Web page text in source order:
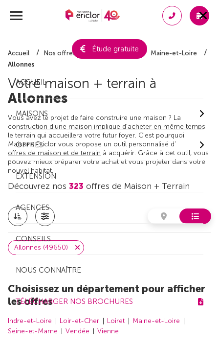
Étude gratuite
ACCUEIL
MAISONS
OFFRES
EXTENSION
AGENCES
CONSEILS
NOUS CONNAÎTRE
TÉLÉCHARGER NOS BROCHURES
Accueil Nos offres de maison + terrain
Maine-et-Loire
Allonnes
Votre maison + terrain à
Allonnes
Vous avez le projet de faire construire une maison ? La
construction d'une maison implique d'acheter en même temps
le terrain qui accueillera votre futur foyer. C'est pourquoi
Maisons Ericlor vous propose un outil personnalisé d'
offres de maison et de terrain à acquérir. Grâce à cet outil, vous
pouvez mieux préparer votre achat et vous projeter dans votre
nouvel habitat.
Découvrez nos 323 offres de Maison + Terrain
Allonnes (49650)
Choisissez un département pour afficher
les offres
Indre-et-Loire Loir-et-Cher Loiret
Maine-et-Loire
Seine-et-Marne
Vendée Vienne